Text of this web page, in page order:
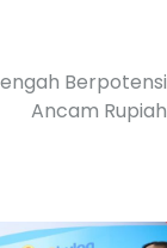
Berpotensi
Ancam Rupiah